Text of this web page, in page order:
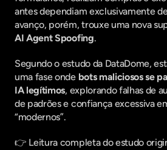
antes dependiam exclusivamente
AI Agent Spoofing.
Segundo o estudo da DataDome,
uma fase onde bots maliciosos se
IA legítimos, explorando falhas de
de padrões e confiança excessiva
“modernos”.
👉 Leitura completa do estudo